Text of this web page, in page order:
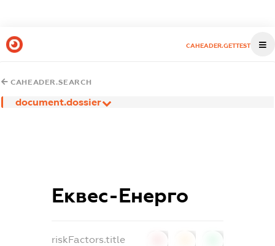
CAHEADER.GETTEST
CAHEADER.SEARCH
document.dossier
Еквес-Енерго
riskFactors.title